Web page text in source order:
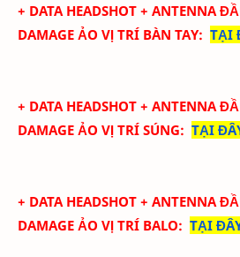
+ DATA HEADSHOT + ANTENNA
DAMAGE ẢO VỊ TRÍ BÀN TAY: TẠI
+ DATA HEADSHOT + ANTENNA
DAMAGE ẢO VỊ TRÍ SÚNG: TẠI
+ DATA HEADSHOT + ANTENNA
DAMAGE ẢO VỊ TRÍ BALO: TẠI